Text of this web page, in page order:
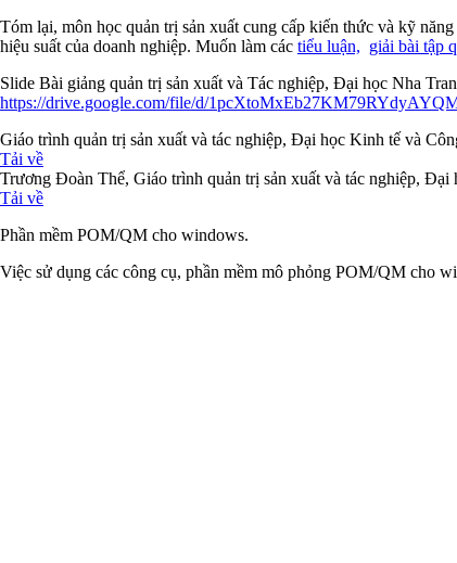
Tóm lại, môn học quản trị sản xuất cung cấp kiến thức và kỹ
hiệu suất của doanh nghiệp. Muốn làm các tiểu luận, giải bài tập
Slide Bài giảng quản trị sản xuất và Tác nghiệp, Đại học Nha
https://drive.google.com/file/d/
Giáo trình quản trị sản xuất và tác nghiệp, Đại học Kinh tế và
Tải về
Trương Đoàn Thể, Giáo trình quản trị sản xuất và tác nghiệp,
Tải về
Phần mềm POM/QM cho windows.
Việc sử dụng các công cụ, phần mềm mô phỏng POM/QM cho